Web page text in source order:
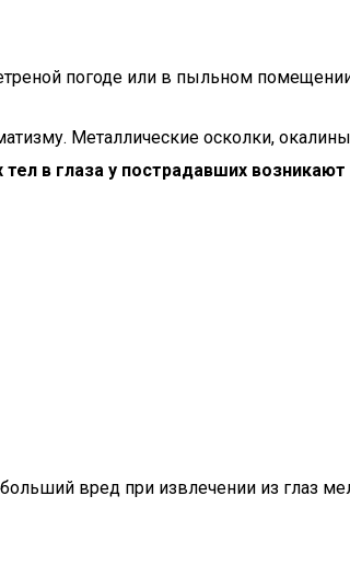
погоде или в пыльном
Металлические осколки,
в глаза у пострадавших
вред при извлечении из глаз